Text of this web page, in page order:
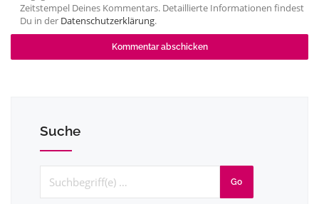
Zeitstempel Deines Kommentars. Detaillierte Informationen findest
Du in der Datenschutzerklärung.
Suche
Go